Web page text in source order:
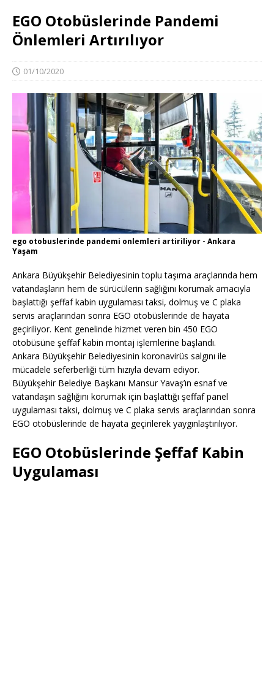
EGO Otobüslerinde Pandemi
Önlemleri Artırılıyor
01/10/2020
ego otobuslerinde pandemi onlemleri artiriliyor - Ankara
Yaşam
Ankara Büyükşehir Belediyesinin toplu taşıma araçlarında hem
vatandaşların hem de sürücülerin sağlığını korumak amacıyla
başlattığı şeffaf kabin uygulaması taksi, dolmuş ve C plaka
servis araçlarından sonra EGO otobüslerinde de hayata
geçiriliyor. Kent genelinde hizmet veren bin 450 EGO
otobüsüne şeffaf kabin montaj işlemlerine başlandı.
Ankara Büyükşehir Belediyesinin koronavirüs salgını ile
mücadele seferberliği tüm hızıyla devam ediyor.
Büyükşehir Belediye Başkanı Mansur Yavaş’ın esnaf ve
vatandaşın sağlığını korumak için başlattığı şeffaf panel
uygulaması taksi, dolmuş ve C plaka servis araçlarından sonra
EGO otobüslerinde de hayata geçirilerek yaygınlaştırılıyor.
EGO Otobüslerinde Şeffaf Kabin
Uygulaması